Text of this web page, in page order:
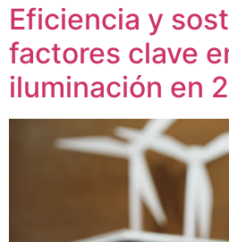
Eficiencia y
factores clave
iluminación en